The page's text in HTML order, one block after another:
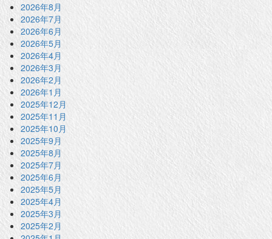
2026年8月
2026年7月
2026年6月
2026年5月
2026年4月
2026年3月
2026年2月
2026年1月
2025年12月
2025年11月
2025年10月
2025年9月
2025年8月
2025年7月
2025年6月
2025年5月
2025年4月
2025年3月
2025年2月